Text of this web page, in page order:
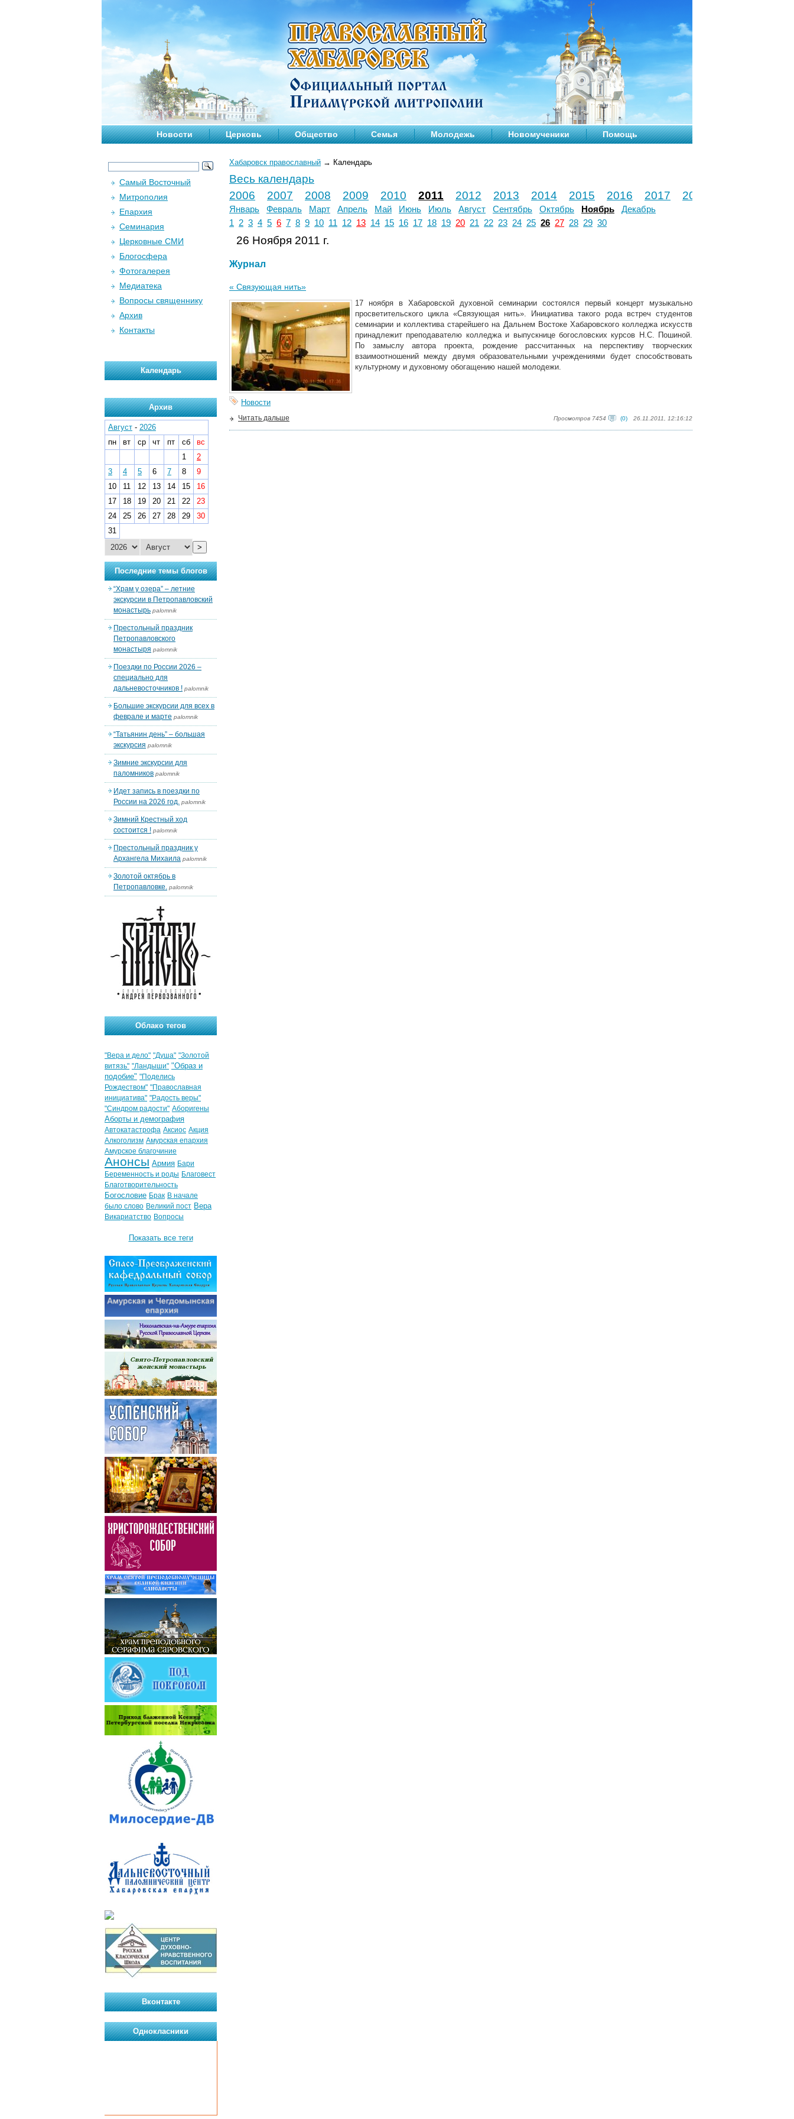
Новости Церковь Общество Семья Молодежь Новомученики Помощь
Хабаровск православный → Календарь
Весь календарь
2006
2007 2008 2009 2010 2011 2012 2013 2014 2015 2016 2017 2018
Январь Февраль Март Апрель Май Июнь Июль Август Сентябрь Октябрь Ноябрь
Декабрь
1
2 3 4 5 6 7 8 9 10 11 12 13 14 15 16 17 18 19 20 21 22 23 24 25 26 27 28 29 30
26 Ноября 2011 г.
Журнал
« Связующая нить»
17 ноября в Хабаровской духовной семинарии состоялся первый концерт музыкально
просветительского цикла «Связующая нить». Инициатива такого рода встреч студентов
семинарии и коллектива старейшего на Дальнем Востоке Хабаровского колледжа искусств
принадлежит преподавателю колледжа и выпускнице богословских курсов Н.С. Пошиной.
По замыслу автора проекта, рождение рассчитанных на перспективу творческих
взаимоотношений между двумя образовательными учреждениями будет способствовать
культурному и духовному обогащению нашей молодежи.
Новости
Просмотров 7454 (0) 26.11.2011, 12:16:12
Читать дальше
Самый Восточный
Митрополия
Епархия
Семинария
Церковные СМИ
Блогосфера
Фотогалерея
Медиатека
Вопросы священнику
Архив
Контакты
Календарь
Архив
Август - 2026
пн
вт ср чт пт сб
вс
1
2
3
4 5 6 7 8
9
10
11 12 13 14 15
16
17
18 19 20 21 22
23
24
25 26 27 28 29
30
31
>
Последние темы блогов
“Храм у озера” – летние
экскурсии в Петропавловский
монастырь palomnik
Престольный праздник
Петропавловского
монастыря palomnik
Поездки по России 2026 –
специально для
дальневосточников ! palomnik
Большие экскурсии для всех в
феврале и марте palomnik
“Татьянин день” – большая
экскурсия palomnik
Зимние экскурсии для
паломников palomnik
Идет запись в поездки по
России на 2026 год. palomnik
Зимний Крестный ход
состоится ! palomnik
Престольный праздник у
Архангела Михаила palomnik
Золотой октябрь в
Петропавловке. palomnik
Облако тегов
"Вера и дело" "Душа" "Золотой
витязь" "Ландыши" "Образ и
подобие" "Поделись
Рождеством" "Православная
инициатива" "Радость веры"
"Синдром радости" Аборигены
Аборты и демография
Автокатастрофа Аксиос Акция
Алкоголизм Амурская епархия
Амурское благочиние
Анонсы Армия Бари
Беременность и роды Благовест
Благотворительность
Богословие Брак В начале
было слово Великий пост Вера
Викариатство Вопросы
Показать все теги
Вконтакте
Однокласники